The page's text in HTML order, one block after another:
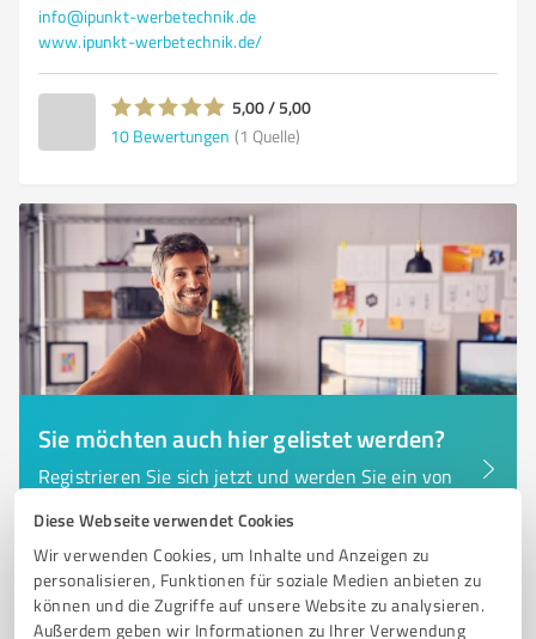
Diese Webseite verwendet Cookies
Wir verwenden Cookies, um Inhalte und Anzeigen zu
personalisieren, Funktionen für soziale Medien anbieten zu
können und die Zugriffe auf unsere Website zu analysieren.
Außerdem geben wir Informationen zu Ihrer Verwendung
info@ipunkt-werbetechnik.de
www.ipunkt-werbetechnik.de/
5,00 / 5,00
10 Bewertungen (1 Quelle)
Sie möchten auch hier gelistet werden?
Registrieren Sie sich jetzt und werden Sie ein von
6 Marketing